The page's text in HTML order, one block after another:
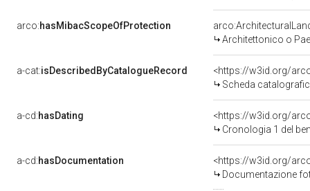
arco:hasMibacScopeOfProtection
Architettonico o
a-cat:isDescribedByCatalogueRecord
<https://w3id.org/
Scheda
a-cd:hasDating
<https://w3id.org/
Cronologia 1 del
a-cd:hasDocumentation
Documentazione